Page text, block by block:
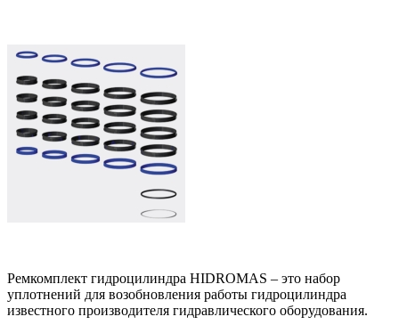
Ремкомплект гидроцилиндра HIDROMAS – это набор
уплотнений для возобновления работы гидроцилиндра
известного производителя гидравлического оборудования.